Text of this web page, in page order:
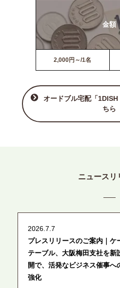
金額
2,000円～/1名
オードブル宅配「1DISH
ちら
ニュースリ
2026.7.7
プレスリリースのご案内｜ケ
テーブル、大阪梅田支社を新
開で、活発なビジネス催事へ
強化